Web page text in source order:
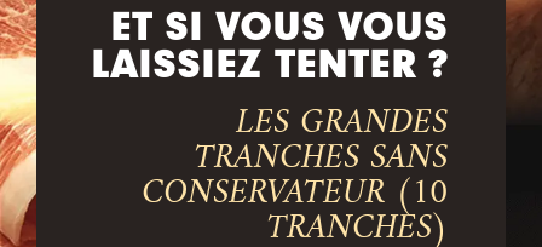
ET SI VOUS VOUS
LAISSIEZ TENTER ?
LES GRANDES
TRANCHES SANS
CONSERVATEUR (10
TRANCHES)